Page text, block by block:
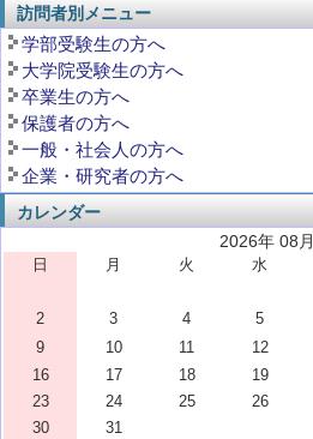
訪問者別メニュー
学部受験生の方へ
大学院受験生の方へ
卒業生の方へ
保護者の方へ
一般・社会人の方へ
企業・研究者の方へ
カレンダー
2026年 08月
日 月 火 水
2
3 4 5
9
10 11 12
16
17 18 19
23
24 25 26
30
31